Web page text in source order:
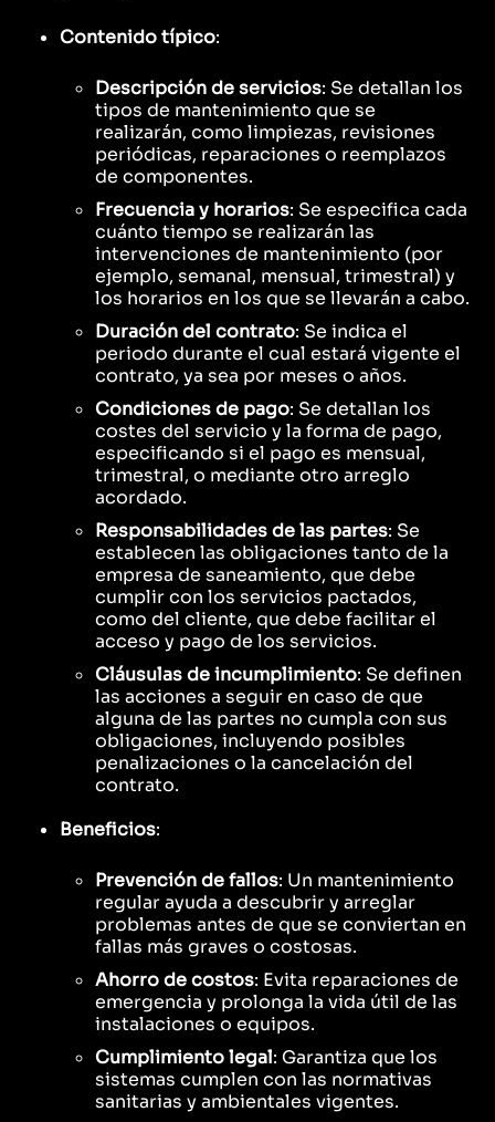
Contenido típico:
Descripción de servicios: Se detallan los
tipos de mantenimiento que se
realizarán, como limpiezas, revisiones
periódicas, reparaciones o reemplazos
de componentes.
Frecuencia y horarios: Se especifica cada
cuánto tiempo se realizarán las
intervenciones de mantenimiento (por
ejemplo, semanal, mensual, trimestral) y
los horarios en los que se llevarán a cabo.
Duración del contrato: Se indica el
periodo durante el cual estará vigente el
contrato, ya sea por meses o años.
Condiciones de pago: Se detallan los
costes del servicio y la forma de pago,
especificando si el pago es mensual,
trimestral, o mediante otro arreglo
acordado.
Responsabilidades de las partes: Se
establecen las obligaciones tanto de la
empresa de saneamiento, que debe
cumplir con los servicios pactados,
como del cliente, que debe facilitar el
acceso y pago de los servicios.
Cláusulas de incumplimiento: Se definen
las acciones a seguir en caso de que
alguna de las partes no cumpla con sus
obligaciones, incluyendo posibles
penalizaciones o la cancelación del
contrato.
Beneficios:
Prevención de fallos: Un mantenimiento
regular ayuda a descubrir y arreglar
problemas antes de que se conviertan en
fallas más graves o costosas.
Ahorro de costos: Evita reparaciones de
emergencia y prolonga la vida útil de las
instalaciones o equipos.
Cumplimiento legal: Garantiza que los
sistemas cumplen con las normativas
sanitarias y ambientales vigentes.